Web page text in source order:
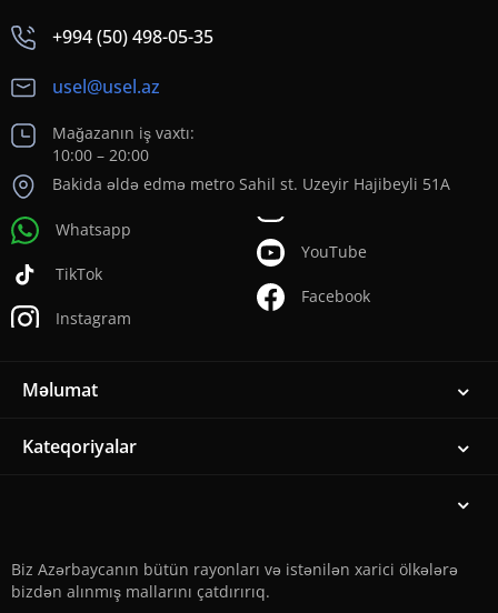
+994 (50) 498-05-35
usel@usel.az
Mağazanın iş vaxtı:
10:00 – 20:00
Bakida əldə edmə metro Sahil st. Uzeyir Hajibeyli 51A
Whatsapp
TikTok
Instagram
YouTube
Facebook
Məlumat
Kateqoriyalar
Biz Azərbaycanın bütün rayonları və istənilən xarici ölkələrə
bizdən alınmış mallarını çatdırırıq.